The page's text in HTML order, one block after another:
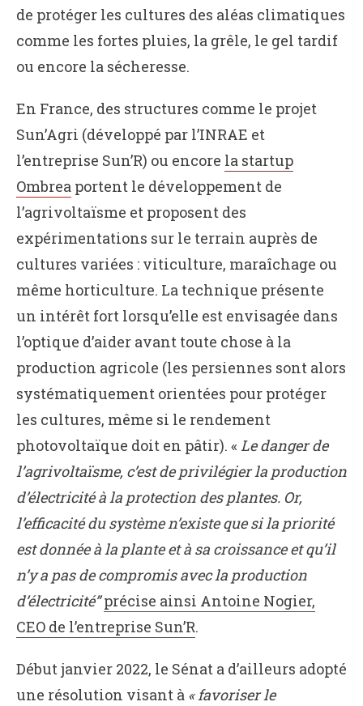
de protéger les cultures des aléas climatiques
comme les fortes pluies, la grêle, le gel tardif
ou encore la sécheresse.
En France, des structures comme le projet
Sun’Agri (développé par l’INRAE et
l’entreprise Sun’R) ou encore la startup
Ombrea portent le développement de
l’agrivoltaïsme et proposent des
expérimentations sur le terrain auprès de
cultures variées : viticulture, maraîchage ou
même horticulture. La technique présente
un intérêt fort lorsqu’elle est envisagée dans
l’optique d’aider avant toute chose à la
production agricole (les persiennes sont alors
systématiquement orientées pour protéger
les cultures, même si le rendement
photovoltaïque doit en pâtir). « Le danger de
l’agrivoltaïsme, c’est de privilégier la production
d’électricité à la protection des plantes. Or,
l’efficacité du système n’existe que si la priorité
est donnée à la plante et à sa croissance et qu’il
n’y a pas de compromis avec la production
d’électricité” précise ainsi Antoine Nogier,
CEO de l’entreprise Sun’R.
Début janvier 2022, le Sénat a d’ailleurs adopté
une résolution visant à « favoriser le